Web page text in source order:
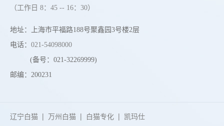
（工作日 8：45 -- 16：30）
地址：上海市平福路188号聚鑫园3号楼2层
电话： 021-54098000
(备号：021-32269999)
邮编：200231
辽宁白猫 | 万州白猫 | 白猫专化 | 凯玛仕